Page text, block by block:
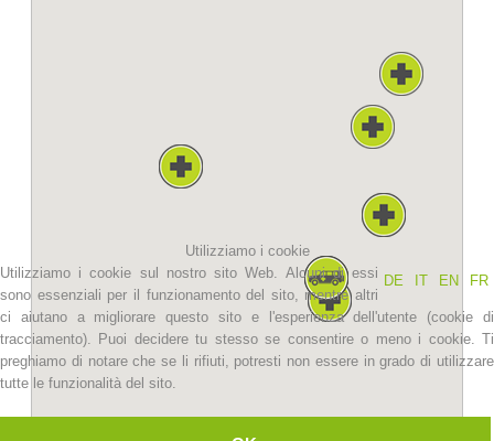
Utilizziamo i cookie
DE
IT EN FR
Utilizziamo i cookie sul nostro sito Web. Alcuni di essi
sono essenziali per il funzionamento del sito, mentre altri
ci aiutano a migliorare questo sito e l'esperienza dell'utente (cookie di
tracciamento). Puoi decidere tu stesso se consentire o meno i cookie. Ti
preghiamo di notare che se li rifiuti, potresti non essere in grado di utilizzare
tutte le funzionalità del sito.